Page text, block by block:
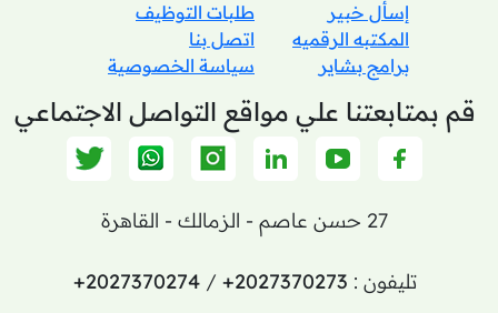
إسأل خبير
المكتبه الرقميه
برامج بشاير
طلبات التوظيف
اتصل بنا
سياسة الخصوصية
قم بمتابعتنا علي مواقع التواصل الاجتماعي
27 حسن عاصم - الزمالك - القاهرة
تليفون : +2027370273
/
+2027370274